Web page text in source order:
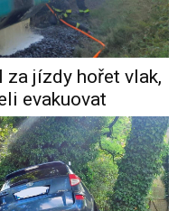
za jízdy hořet vlak,
evakuovat